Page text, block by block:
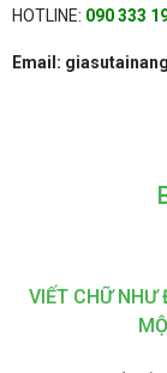
HOTLINE: 090 333
Email:
VIẾT CHỮ NHƯ